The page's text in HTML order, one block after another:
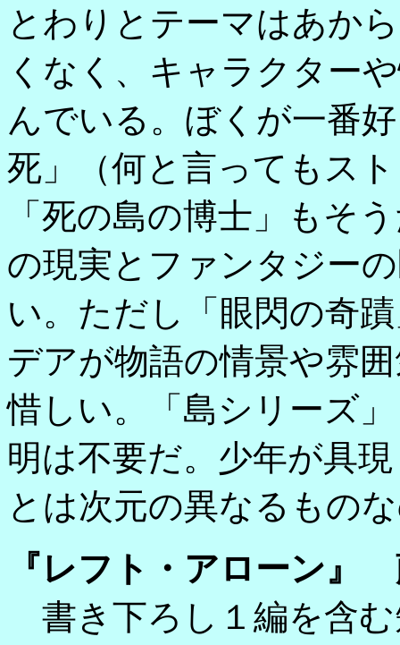
とわりとテーマはあか
くなく、キャラクター
んでいる。ぼくが一番
死」（何と言ってもス
「死の島の博士」もそ
の現実とファンタジー
い。ただし「眼閃の奇
デアが物語の情景や雰
惜しい。「島シリーズ
明は不要だ。少年が具
とは次元の異なるもの
『レフト・アローン』
書き下ろし１編を含